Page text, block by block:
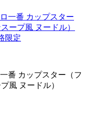
限定
番 カップスター（フ
風 ヌードル）